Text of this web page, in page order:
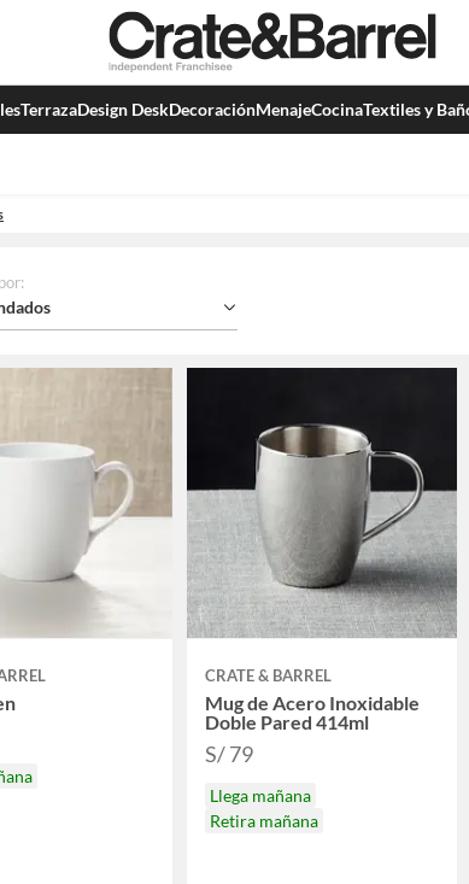
TerrazaDesign DeskDecoraciónMenajeCocinaTextiles y
:
CRATE & BARREL
Mug de Acero Inoxidable
Doble Pared 414ml
S/ 79
Llega mañana
Retira mañana